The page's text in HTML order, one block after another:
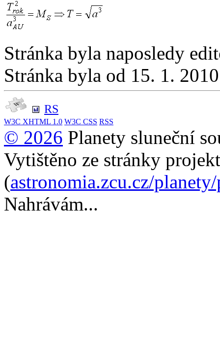
Stránka byla naposledy
Stránka byla od 15. 1.
RS
W3C XHTML 1.0 W3C CSS RSS
© 2026 Planety sluneční
Vytištěno ze stránky
(astronomia.zcu.cz/
Nahrávám...